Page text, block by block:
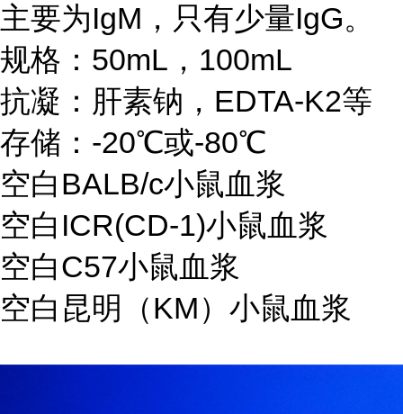
主要为IgM，只有少量IgG。
规格：50mL，100mL
抗凝：肝素钠，EDTA-K2等
存储：-20℃或-80℃
空白BALB/c小鼠血浆
空白ICR(CD-1)小鼠血浆
空白C57小鼠血浆
空白昆明（KM）小鼠血浆